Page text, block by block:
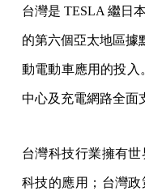
台灣是 TESLA 繼日
的第六個亞太地區據
動電動車應用的投入
中心及充電網路全面
台灣科技行業擁有
科技的應用；台灣